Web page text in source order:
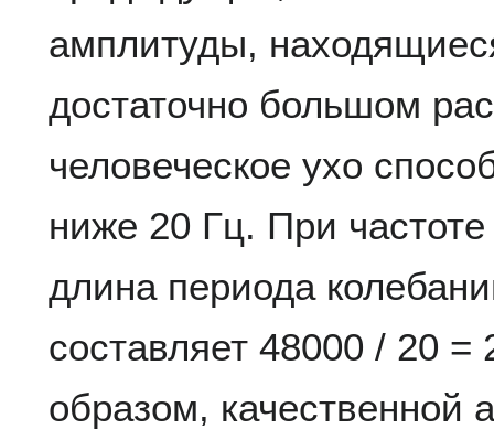
амплитуды,
достаточно большом
человеческое ухо
ниже 20 Гц. При
длина периода
составляет 48000 / 20
образом, качественной